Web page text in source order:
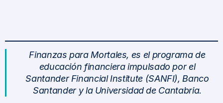
Finanzas para Mortales, es el programa de
educación financiera impulsado por el
Santander Financial Institute (SANFI), Banco
Santander y la Universidad de Cantabria.